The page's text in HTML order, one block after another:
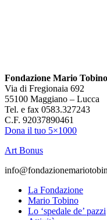
Fondazione Mario Tobino
Via di Fregionaia 692
55100 Maggiano – Lucca
Tel. e fax 0583.327243
C.F. 92037890461
Dona il tuo 5×1000
Art Bonus
La Fondazione
Mario Tobino
Lo ‘spedale de’ pazzi